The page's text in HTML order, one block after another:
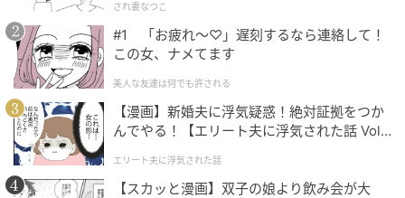
2. 横すじ（横の凹み）
され妻なつこ
#1 「お疲れ〜♡」遅刻するなら連絡して！
この女、ナメてます
美人な友達は何でも許される
【漫画】新婚夫に浮気疑惑！絶対証拠をつか
んでやる！【エリート夫に浮気された話 Vol.
エリート夫に浮気された話
【スカッと漫画】双子の娘より飲み会が大